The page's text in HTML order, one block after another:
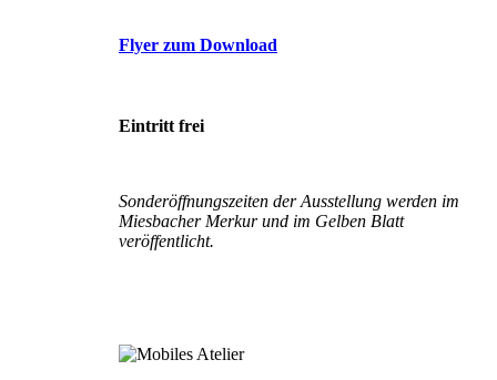
Flyer zum Download
Eintritt frei
Sonderöffnungszeiten der Ausstellung werden im
Miesbacher Merkur und im Gelben Blatt
veröffentlicht.